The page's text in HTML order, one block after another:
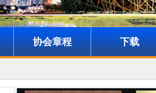
协会章程 下载